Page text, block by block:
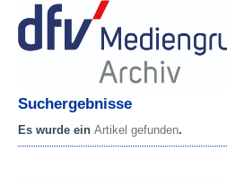
Suchergebnisse
Es wurde ein Artikel gefunden.